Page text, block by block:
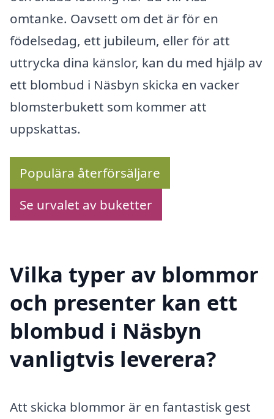
omtanke. Oavsett om det är för en
födelsedag, ett jubileum, eller för att
uttrycka dina känslor, kan du med hjälp av
ett blombud i Näsbyn skicka en vacker
blomsterbukett som kommer att
uppskattas.
Populära återförsäljare
Se urvalet av buketter
Vilka typer av blommor
och presenter kan ett
blombud i Näsbyn
vanligtvis leverera?
Att skicka blommor är en fantastisk gest